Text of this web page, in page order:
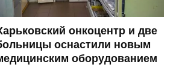
онкоцентр и две
оснастили новым
оборудованием